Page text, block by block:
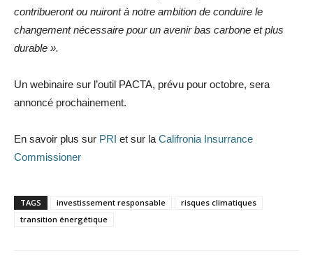
contribueront ou nuiront à notre ambition de conduire le
changement nécessaire pour un avenir bas carbone et plus
durable ».
Un webinaire sur l’outil PACTA, prévu pour octobre, sera
annoncé prochainement.
En savoir plus sur PRI et sur la Califronia Insurrance
Commissioner
TAGS investissement responsable
risques climatiques
transition énergétique